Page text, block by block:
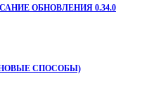
ОБНОВЛЕНИЯ 0.34.0
СПОСОБЫ)